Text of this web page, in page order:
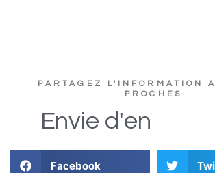
PARTAGEZ L'INFORMATION
PROCHES
Envie d'en
Facebook